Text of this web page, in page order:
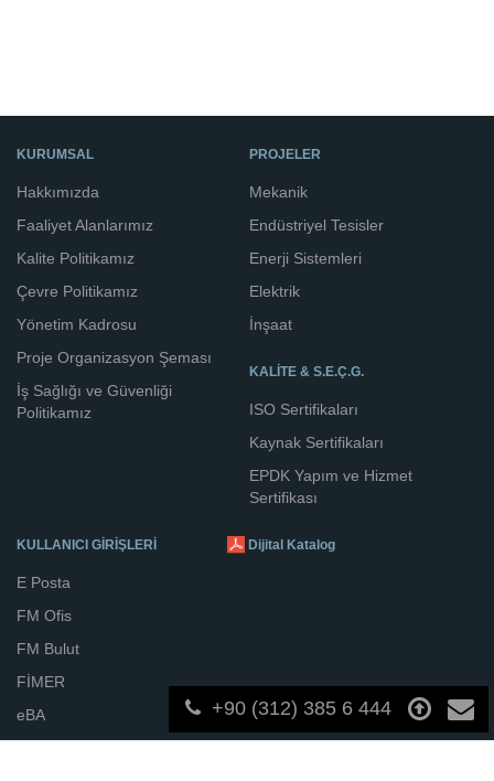
KURUMSAL
Hakkımızda
Faaliyet Alanlarımız
Kalite Politikamız
Çevre Politikamız
Yönetim Kadrosu
Proje Organizasyon Şeması
İş Sağlığı ve Güvenliği
Politikamız
PROJELER
Mekanik
Endüstriyel Tesisler
Enerji Sistemleri
Elektrik
İnşaat
KALİTE & S.E.Ç.G.
ISO Sertifikaları
Kaynak Sertifikaları
EPDK Yapım ve Hizmet
Sertifikası
KULLANICI GİRİŞLERİ
E Posta
FM Ofis
FM Bulut
FİMER
eBA
Dijital Katalog
+90 (312) 385 6 444